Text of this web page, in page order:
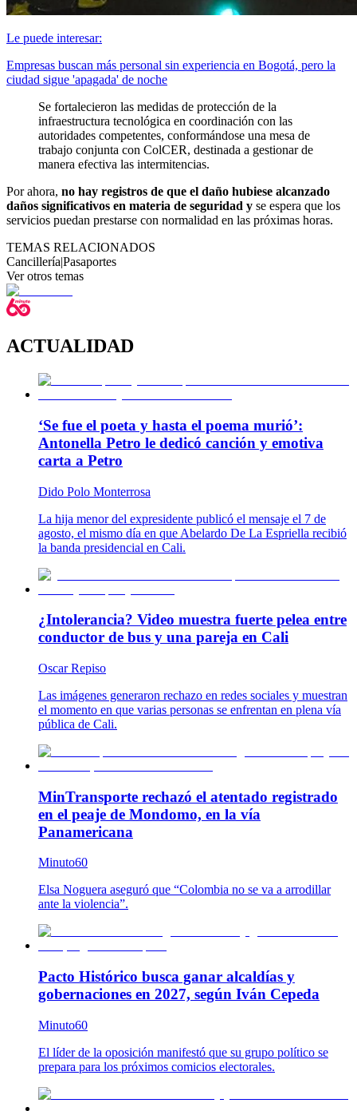
Le puede interesar:
Empresas buscan más personal sin experiencia en Bogotá, pero la
ciudad sigue 'apagada' de noche
Se fortalecieron las medidas de protección de la
infraestructura tecnológica en coordinación con las
autoridades competentes, conformándose una mesa de
trabajo conjunta con ColCER, destinada a gestionar de
manera efectiva las intermitencias.
Por ahora, no hay registros de que el daño hubiese alcanzado
daños significativos en materia de seguridad y se espera que los
servicios puedan prestarse con normalidad en las próximas horas.
TEMAS RELACIONADOS
Cancillería|Pasaportes
Ver otros temas
ACTUALIDAD
‘Se fue el poeta y hasta el poema murió’:
Antonella Petro le dedicó canción y emotiva
carta a Petro
Dido Polo Monterrosa
La hija menor del expresidente publicó el mensaje el 7 de
agosto, el mismo día en que Abelardo De La Espriella recibió
la banda presidencial en Cali.
¿Intolerancia? Video muestra fuerte pelea entre
conductor de bus y una pareja en Cali
Oscar Repiso
Las imágenes generaron rechazo en redes sociales y muestran
el momento en que varias personas se enfrentan en plena vía
pública de Cali.
MinTransporte rechazó el atentado registrado
en el peaje de Mondomo, en la vía
Panamericana
Minuto60
Elsa Noguera aseguró que “Colombia no se va a arrodillar
ante la violencia”.
Pacto Histórico busca ganar alcaldías y
gobernaciones en 2027, según Iván Cepeda
Minuto60
El líder de la oposición manifestó que su grupo político se
prepara para los próximos comicios electorales.